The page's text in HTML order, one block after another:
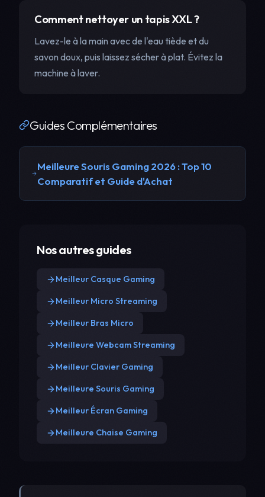
Comment nettoyer un tapis XXL ?
Lavez-le à la main avec de l'eau tiède et du
savon doux, puis laissez sécher à plat. Évitez la
machine à laver.
Guides Complémentaires
Meilleure Souris Gaming 2026 : Top 10
Comparatif et Guide d'Achat
Nos autres guides
Meilleur Casque Gaming
Meilleur Micro Streaming
Meilleur Bras Micro
Meilleure Webcam Streaming
Meilleur Clavier Gaming
Meilleure Souris Gaming
Meilleur Écran Gaming
Meilleure Chaise Gaming